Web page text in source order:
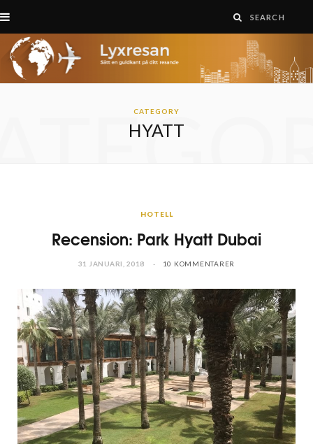
CATEGORY
HYATT
HOTELL
Recension: Park Hyatt Dubai
31 JANUARI, 2018 10 KOMMENTARER